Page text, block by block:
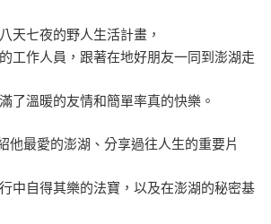
天七夜的野人生活計畫，
工作人員，跟著在地好朋友一同到澎湖走
了溫暖的友情和簡單率真的快樂。
他最愛的澎湖、分享過往人生的重要片
中自得其樂的法寶，以及在澎湖的秘密基